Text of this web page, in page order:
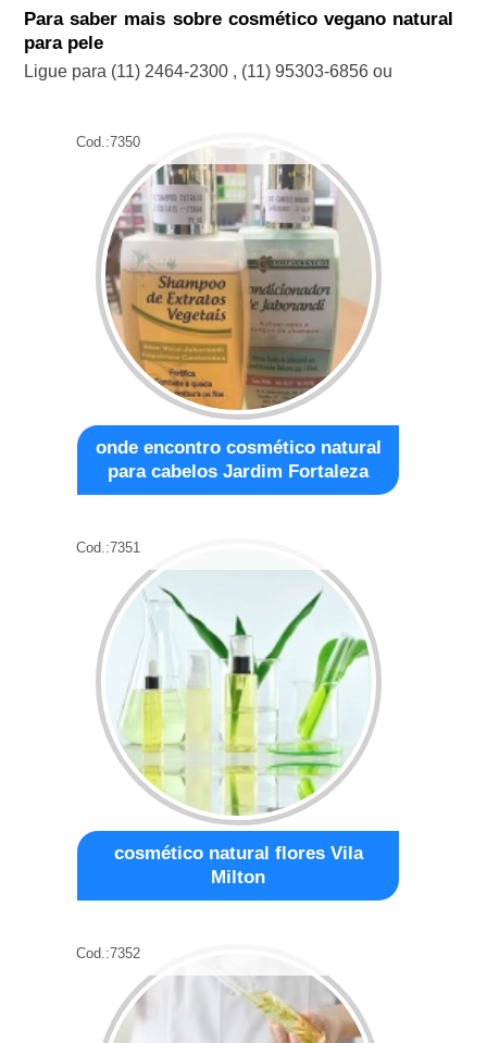
Para saber mais sobre cosmético vegano natural
para pele
Ligue para (11) 2464-2300, (11) 95303-6856ou
Cod.:7350
onde encontro cosmético natural
para cabelos Jardim Fortaleza
Cod.:7351
cosmético natural flores Vila
Milton
Cod.:7352